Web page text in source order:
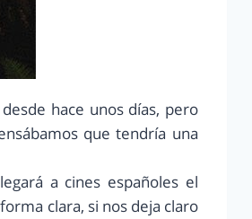
hace unos días, pero
que tendría una
a cines españoles el
clara, si nos deja claro